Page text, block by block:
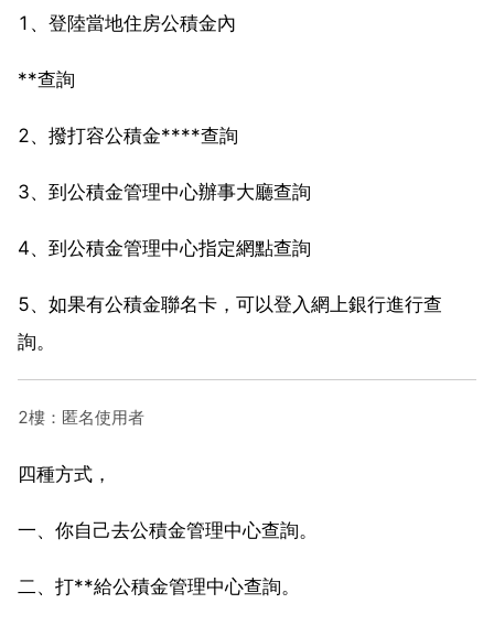
1、登陸當地住房公積金內
**查詢
2、撥打容公積金****查詢
3、到公積金管理中心辦事大廳查詢
4、到公積金管理中心指定網點查詢
5、如果有公積金聯名卡，可以登入網上銀行進行查
詢。
2樓：匿名使用者
四種方式，
一、你自己去公積金管理中心查詢。
二、打**給公積金管理中心查詢。